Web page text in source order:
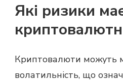
Які ризики
Криптовалюти можуть
волатильність, що